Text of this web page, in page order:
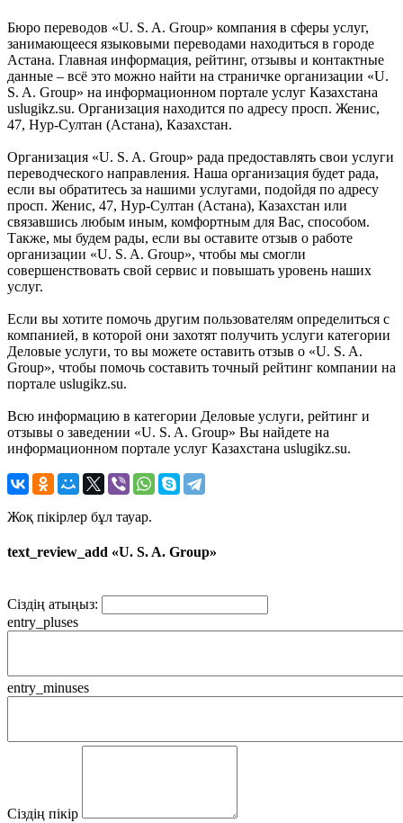
Бюро переводов «U. S. A. Group» компания в сферы услуг,
занимающееся языковыми переводами находиться в городе
Астана. Главная информация, рейтинг, отзывы и контактные
данные – всё это можно найти на страничке организации «U.
S. A. Group» на информационном портале услуг Казахстана
uslugikz.su. Организация находится по адресу просп. Женис,
47, Нур-Султан (Астана), Казахстан.
Организация «U. S. A. Group» рада предоставлять свои услуги
переводческого направления. Наша организация будет рада,
если вы обратитесь за нашими услугами, подойдя по адресу
просп. Женис, 47, Нур-Султан (Астана), Казахстан или
связавшись любым иным, комфортным для Вас, способом.
Также, мы будем рады, если вы оставите отзыв о работе
организации «U. S. A. Group», чтобы мы смогли
совершенствовать свой сервис и повышать уровень наших
услуг.
Если вы хотите помочь другим пользователям определиться с
компанией, в которой они захотят получить услуги категории
Деловые услуги, то вы можете оставить отзыв о «U. S. A.
Group», чтобы помочь составить точный рейтинг компании на
портале uslugikz.su.
Всю информацию в категории Деловые услуги, рейтинг и
отзывы о заведении «U. S. A. Group» Вы найдете на
информационном портале услуг Казахстана uslugikz.su.
Жоқ пікірлер бұл тауар.
text_review_add «U. S. A. Group»
Сіздің атыңыз:
entry_pluses
entry_minuses
Сіздің пікір